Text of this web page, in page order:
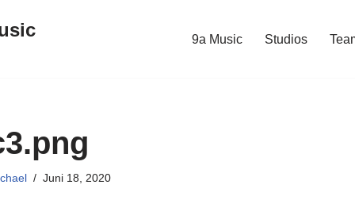
9a Music Studios
Juni 18, 2020